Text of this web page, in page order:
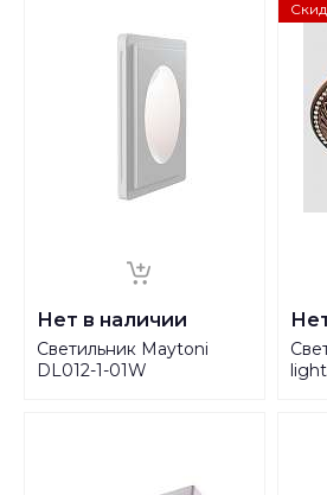
Нет в наличии
Светильник Maytoni
DL012-1-01W